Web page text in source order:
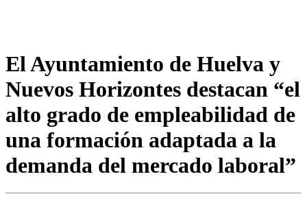
El Ayuntamiento de Huelva y
Nuevos Horizontes destacan “el
alto grado de empleabilidad de
una formación adaptada a la
demanda del mercado laboral”